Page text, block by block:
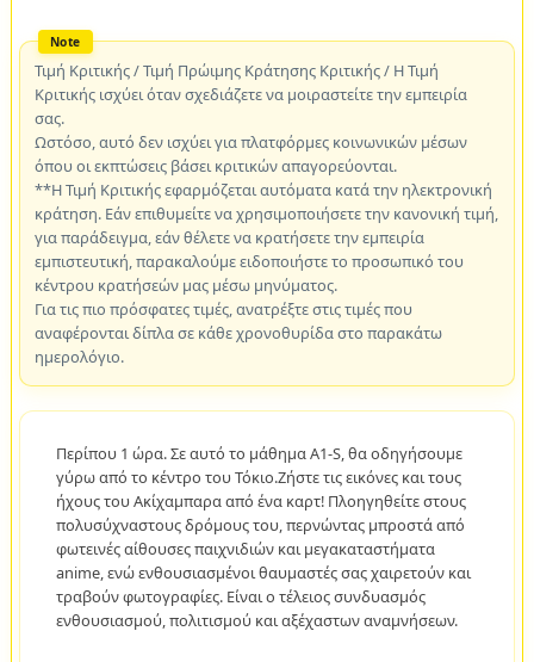
Τιμή Κριτικής / Τιμή Πρώιμης Κράτησης Κριτικής / Η Τιμή
Κριτικής ισχύει όταν σχεδιάζετε να μοιραστείτε την εμπειρία
σας.
Ωστόσο, αυτό δεν ισχύει για πλατφόρμες κοινωνικών μέσων
όπου οι εκπτώσεις βάσει κριτικών απαγορεύονται.
**Η Τιμή Κριτικής εφαρμόζεται αυτόματα κατά την ηλεκτρονική
κράτηση. Εάν επιθυμείτε να χρησιμοποιήσετε την κανονική τιμή,
για παράδειγμα, εάν θέλετε να κρατήσετε την εμπειρία
εμπιστευτική, παρακαλούμε ειδοποιήστε το προσωπικό του
κέντρου κρατήσεών μας μέσω μηνύματος.
Για τις πιο πρόσφατες τιμές, ανατρέξτε στις τιμές που
αναφέρονται δίπλα σε κάθε χρονοθυρίδα στο παρακάτω
ημερολόγιο.
Περίπου 1 ώρα. Σε αυτό το μάθημα A1-S, θα οδηγήσουμε
γύρω από το κέντρο του Τόκιο.Ζήστε τις εικόνες και τους
ήχους του Ακίχαμπαρα από ένα καρτ! Πλοηγηθείτε στους
πολυσύχναστους δρόμους του, περνώντας μπροστά από
φωτεινές αίθουσες παιχνιδιών και μεγακαταστήματα
anime, ενώ ενθουσιασμένοι θαυμαστές σας χαιρετούν και
τραβούν φωτογραφίες. Είναι ο τέλειος συνδυασμός
ενθουσιασμού, πολιτισμού και αξέχαστων αναμνήσεων.